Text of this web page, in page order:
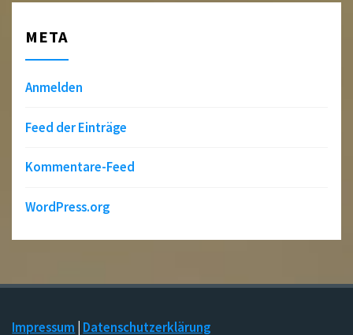
META
Anmelden
Feed der Einträge
Kommentare-Feed
WordPress.org
Impressum Datenschutzerklärung